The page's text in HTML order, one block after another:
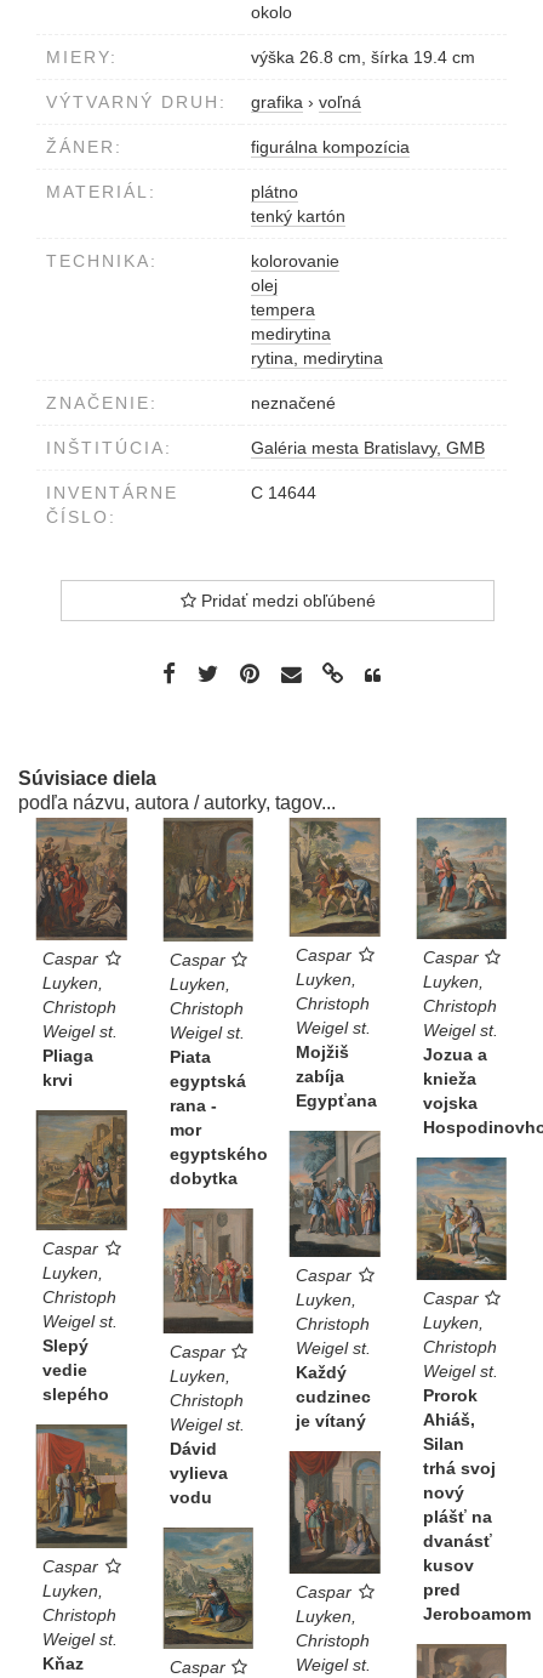
okolo
MIERY: výška 26.8 cm, šírka 19.4 cm
VÝTVARNÝ DRUH: grafika › voľná
ŽÁNER: figurálna kompozícia
MATERIÁL:
plátno
tenký kartón
TECHNIKA:
kolorovanie
olej
tempera
medirytina
rytina, medirytina
ZNAČENIE: neznačené
INŠTITÚCIA: Galéria mesta Bratislavy, GMB
INVENTÁRNE
ČÍSLO:
C 14644
Pridať medzi obľúbené
Súvisiace diela
podľa názvu, autora / autorky, tagov...
Caspar
Luyken,
Christoph
Weigel st.
Pliaga
krvi
Caspar
Luyken,
Christoph
Weigel st.
Piata
egyptská
rana -
mor
egyptského
dobytka
Caspar
Luyken,
Christoph
Weigel st.
Mojžiš
zabíja
Egypťana
Caspar
Luyken,
Christoph
Weigel st.
Jozua a
knieža
vojska
Caspar
Luyken,
Christoph
Weigel st.
Slepý
vedie
slepého
Caspar
Luyken,
Christoph
Weigel st.
Každý
cudzinec
je vítaný
Caspar
Luyken,
Christoph
Weigel st.
Prorok
Ahiáš,
Silan
trhá svoj
nový
plášť na
dvanásť
kusov
pred
Jeroboamom
Caspar
Luyken,
Christoph
Weigel st.
Dávid
vylieva
vodu
Caspar
Luyken,
Christoph
Weigel st.
Kňaz
Caspar
Luyken,
Christoph
Weigel st.
Caspar